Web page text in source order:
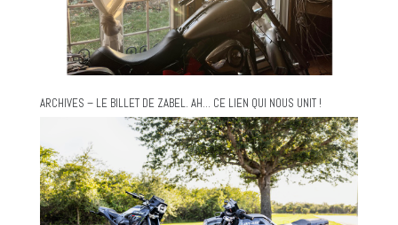
ARCHIVES – LE BILLET DE ZABEL. AH… CE LIEN QUI NOUS UNIT !